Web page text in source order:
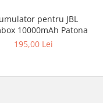
pentru JBL
10000mAh Patona
195,00 Lei